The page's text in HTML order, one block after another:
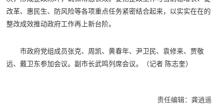
改革、惠民生、防风险等各项重点任务紧密结合起来，以实实在在的
整改成效推动政府工作再上新台阶。
市政府党组成员张克、周凯、黄春年、尹卫民、袁修来、贾敬
远、戴卫东参加会议。副市长武鸣列席会议。
（记者 陈志奎）
责任编辑：龚逍遥